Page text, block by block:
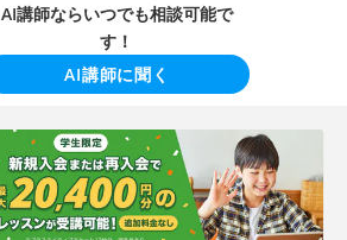
AI講師ならいつでも相談可能で
す！
AI講師に聞く